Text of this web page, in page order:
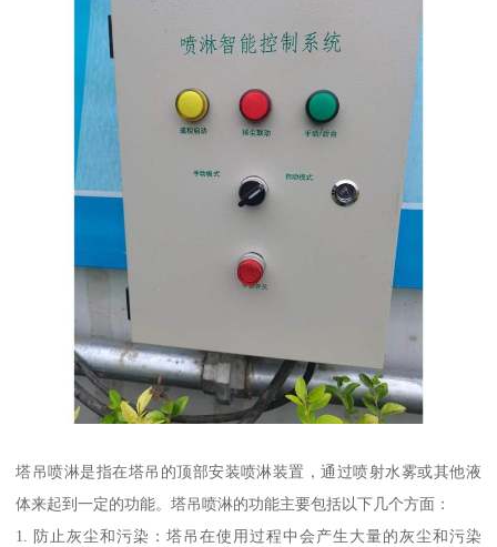
塔吊喷淋是指在塔吊的顶部安装喷淋装置，通过喷射水雾或其他液
体来起到一定的功能。塔吊喷淋的功能主要包括以下几个方面：
1. 防止灰尘和污染：塔吊在使用过程中会产生大量的灰尘和污染